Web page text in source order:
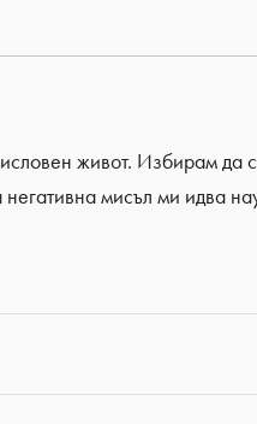
живот. Избирам да
мисъл ми идва